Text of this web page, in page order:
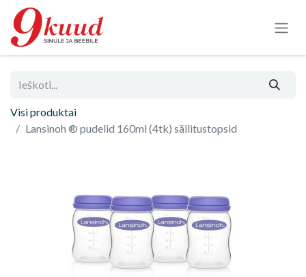
Visi produktai
Lansinoh ® pudelid 160ml (4tk) säilitustopsid